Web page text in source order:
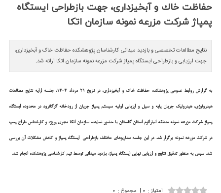
حفاظت خاك و آبخیزداری، جهت بازطراحی ایستگاه
پمپاژ شركت مزرعه نمونه سازمان اتكا
نتایج مطالعات تخصصی و بازدید میدانی کارشناسان پژوهشکده حفاظت خاک و آبخیزداری،
جهت ارزیابی و بازطراحی ایستگاه پمپاژ شرکت مزرعه نمونه سازمان اتکا ارائه شد.
به گزارش روابط عمومی پژوهشکده حفاظت خاک و آبخیزداری، در تاریخ 21 مرداد 1404، جلسه ارایه نتایج مطالعات
هیدرولوژی، هیدرولیک جریان پایه و سیل و ارزیابی اولیه سیستم پمپاژ جریان از رودخانه گرگانرود در محدوده ایستگاه
پمپاژ شرکت مزرعه نمونه منطقه انبارالوم استان گلستان با حضور نماینده سازمان اتکا مجری پروژه و کارشناس طراح پمپ
در شرکت مزرعه نمونه برگزار شد. در این جلسه سناریوهای مختلف بازطراحی ایستگاه پمپاژ و کاهش مشکلات آن بررسی
شد. سپس به منظور تدقیق نتایج و ارزیابی نهایی ایستگاه پمپاژ، بازدید میدانی توسط تیم کارشناسی پژوهشکده انجام شد.
امتیاز : ۰ | مجموع : ۰